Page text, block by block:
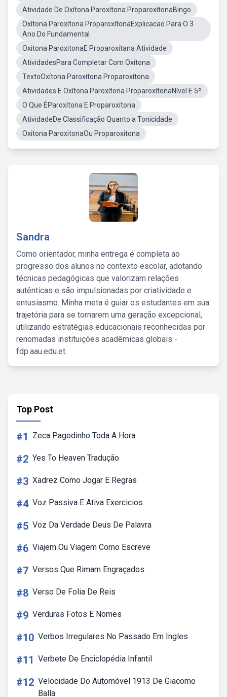
Atividade De Oxítona Paroxítona ProparoxítonaBingo
Oxítona Paroxítona ProparoxítonaExplicacao Para O 3
Ano Do Fundamental
Oxitona ParoxitonaE Proparoxitana Atividade
AtividadesPara Completar Com Oxítona
TextoOxítona Paroxítona Proparoxítona
Atividades E Oxítona Paroxítona ProparoxítonaNível E 5º
O Que ÉParoxítona E Proparoxítona
AtividadeDe Classificação Quanto a Tonicidade
Oxitona ParoxitonaOu Proparoxitona
Sandra
Como orientador, minha entrega é completa ao
progresso dos alunos no contexto escolar, adotando
técnicas pedagógicas que valorizam relações
autênticas e são impulsionadas por criatividade e
entusiasmo. Minha meta é guiar os estudantes em sua
trajetória para se tornarem uma geração excepcional,
utilizando estratégias educacionais reconhecidas por
renomadas instituições acadêmicas globais -
fdp.aau.edu.et.
Top Post
#1 Zeca Pagodinho Toda A Hora
#2 Yes To Heaven Tradução
#3 Xadrez Como Jogar E Regras
#4 Voz Passiva E Ativa Exercicios
#5 Voz Da Verdade Deus De Palavra
#6 Viajem Ou Viagem Como Escreve
#7 Versos Que Rimam Engraçados
#8 Verso De Folia De Reis
#9 Verduras Fotos E Nomes
#10 Verbos Irregulares No Passado Em Ingles
#11 Verbete De Enciclopédia Infantil
#12 Velocidade Do Automóvel 1913 De Giacomo
Balla